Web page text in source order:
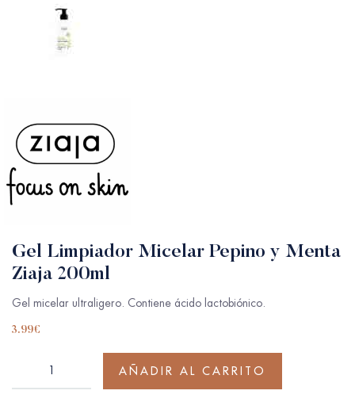
Gel Limpiador Micelar Pepino y Menta
Ziaja 200ml
Gel micelar ultraligero. Contiene ácido lactobiónico.
3.99€
AÑADIR AL CARRITO